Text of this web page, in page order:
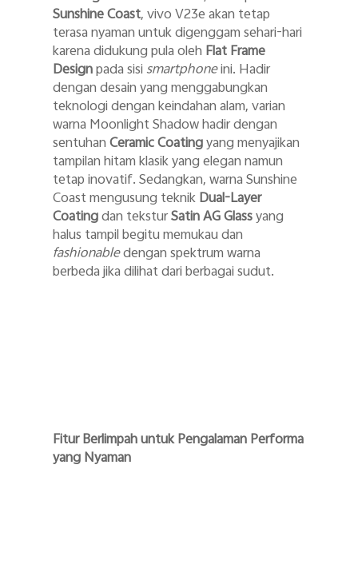
Sunshine Coast, vivo V23e akan tetap
terasa nyaman untuk digenggam sehari-hari
karena didukung pula oleh Flat Frame
Designpada sisi smartphoneini. Hadir
dengan desain yang menggabungkan
teknologi dengan keindahan alam, varian
warna Moonlight Shadow hadir dengan
sentuhanCeramic Coatingyang menyajikan
tampilan hitam klasik yang elegan namun
tetap inovatif. Sedangkan, warna Sunshine
Coast mengusung teknikDual-Layer
Coatingdan teksturSatin AG Glassyang
halus tampil begitu memukau dan
fashionabledengan spektrum warna
berbeda jika dilihat dari berbagai sudut.
Fitur Berlimpah untuk Pengalaman Performa
yang Nyaman